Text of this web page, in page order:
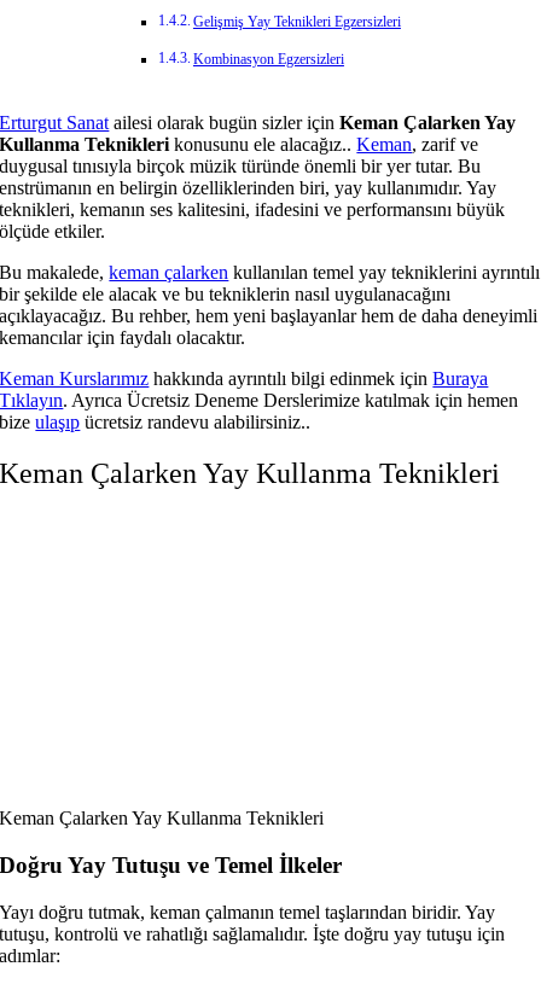
Gelişmiş Yay Teknikleri Egzersizleri
Kombinasyon Egzersizleri
Erturgut Sanat ailesi olarak bugün sizler içinKeman Çalarken Yay
Kullanma Teknikleri konusunu ele alacağız..Keman, zarif ve
duygusal tınısıyla birçok müzik türünde önemli bir yer tutar. Bu
enstrümanın en belirgin özelliklerinden biri, yay kullanımıdır. Yay
teknikleri, kemanın ses kalitesini, ifadesini ve performansını büyük
ölçüde etkiler.
Bu makalede,keman çalarken kullanılan temel yay tekniklerini ayrıntılı
bir şekilde ele alacak ve bu tekniklerin nasıl uygulanacağını
açıklayacağız. Bu rehber, hem yeni başlayanlar hem de daha deneyimli
kemancılar için faydalı olacaktır.
Keman Kurslarımız hakkında ayrıntılı bilgi edinmek içinBuraya
Tıklayın. Ayrıca Ücretsiz Deneme Derslerimize katılmak için hemen
bizeulaşıp ücretsiz randevu alabilirsiniz..
Keman Çalarken Yay Kullanma Teknikleri
Keman Çalarken Yay Kullanma Teknikleri
Doğru Yay Tutuşu ve Temel İlkeler
Yayı doğru tutmak, keman çalmanın temel taşlarından biridir. Yay
tutuşu, kontrolü ve rahatlığı sağlamalıdır. İşte doğru yay tutuşu için
adımlar: